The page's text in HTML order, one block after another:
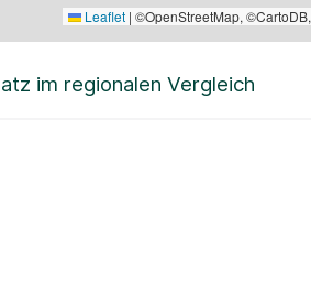
Leaflet | ©OpenStreetMap, ©CartoDB,
im regionalen Vergleich